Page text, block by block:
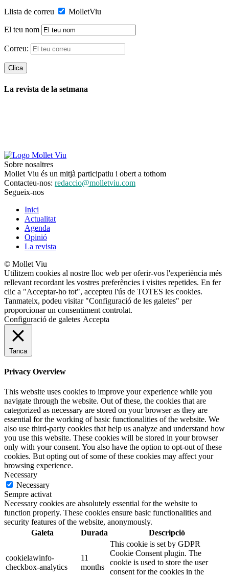
Llista de correu MolletViu
El teu nom
Correu:
La revista de la setmana
Sobre nosaltres
Mollet Viu és un mitjà participatiu i obert a tothom
Contacteu-nos: redaccio@molletviu.com
Segueix-nos
Inici
Actualitat
Agenda
Opinió
La revista
© Mollet Viu
Utilitzem cookies al nostre lloc web per oferir-vos l'experiència més
rellevant recordant les vostres preferències i visites repetides. En fer
clic a "Acceptar-ho tot", accepteu l'ús de TOTES les cookies.
Tanmateix, podeu visitar "Configuració de les galetes" per
proporcionar un consentiment controlat.
Configuració de galetes Accepta
Tanca
Privacy Overview
This website uses cookies to improve your experience while you
navigate through the website. Out of these, the cookies that are
categorized as necessary are stored on your browser as they are
essential for the working of basic functionalities of the website. We
also use third-party cookies that help us analyze and understand how
you use this website. These cookies will be stored in your browser
only with your consent. You also have the option to opt-out of these
cookies. But opting out of some of these cookies may affect your
browsing experience.
Necessary
Necessary
Sempre activat
Necessary cookies are absolutely essential for the website to
function properly. These cookies ensure basic functionalities and
security features of the website, anonymously.
Galeta
Durada Descripció
cookielawinfo-
checkbox-analytics
11
months
This cookie is set by GDPR
Cookie Consent plugin. The
cookie is used to store the user
consent for the cookies in the